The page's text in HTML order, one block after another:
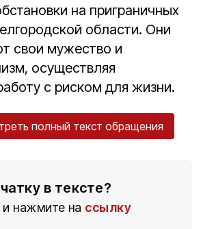
на приграничных
области. Они
свои мужество и
осуществляя
с риском для жизни.
полный текст обращения
в тексте?
нажмите на ссылку